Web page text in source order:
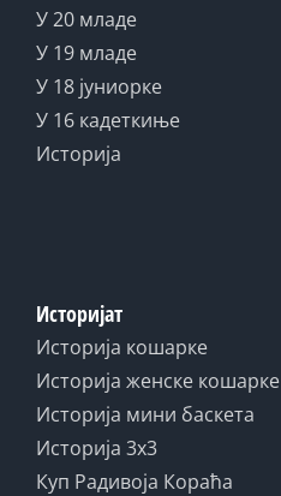
У 20 младе
У 19 младе
У 18 јуниорке
У 16 кадеткиње
Историја
Историјат
Историја кошарке
Историја женске кошарке
Историја мини баскета
Историја 3x3
Куп Радивоја Кораћа